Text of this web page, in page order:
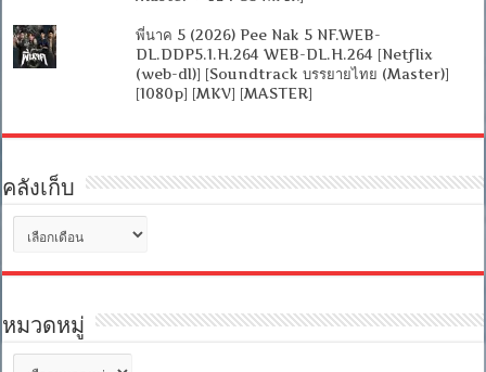
พี่นาค 5 (2026) Pee Nak 5 NF.WEB-
DL.DDP5.1.H.264 WEB-DL.H.264 [Netflix
(web-dl)] [Soundtrack บรรยายไทย (Master)]
[1080p] [MKV] [MASTER]
คลังเก็บ
เก็บ
หมวดหมู่